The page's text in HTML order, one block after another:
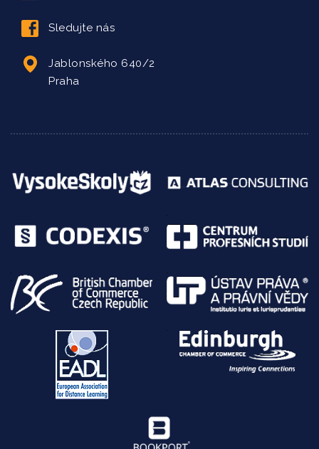
Sledujte nás
Jablonského 640/2
Praha